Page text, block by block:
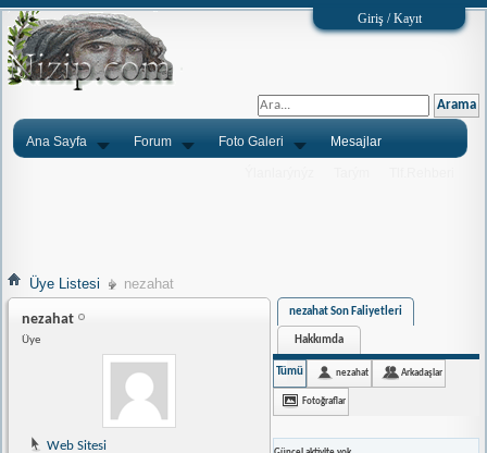
Giriş / Kayıt
Ana Sayfa Forum Foto Galeri Mesajlar
Üye Listesi nezahat
nezahat
Üye
Web Sitesi
nezahat Son Faliyetleri
Hakkımda
Tümü nezahat Arkadaşlar
Fotoğraflar